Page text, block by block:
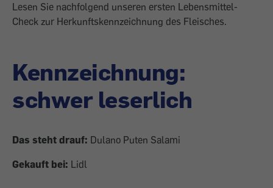
Lesen Sie nachfolgend unseren ersten Lebensmittel-
Check zur Herkunftskennzeichnung des Fleisches.
Kennzeichnung:
schwer leserlich
Das steht drauf: Dulano Puten Salami
Gekauft bei: Lidl